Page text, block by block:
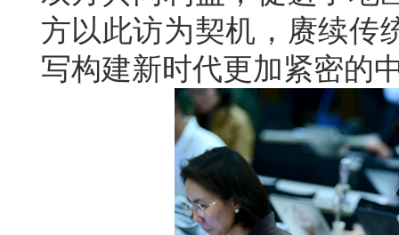
方以此访为契机，赓续传
写构建新时代更加紧密的